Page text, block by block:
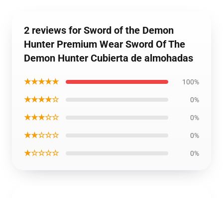
2 reviews for Sword of the Demon
Hunter Premium Wear Sword Of The
Demon Hunter Cubierta de almohadas
★★★★★ 100%
★★★★☆ 0%
★★★☆☆ 0%
★★☆☆☆ 0%
★☆☆☆☆ 0%